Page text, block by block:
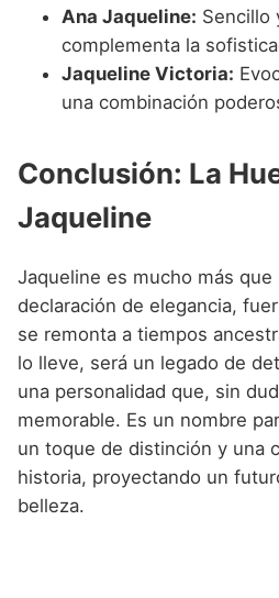
Ana Jaqueline: Sencillo
complementa la
Jaqueline Victoria:
una combinación
Conclusión: La
Jaqueline
Jaqueline es mucho más
declaración de elegancia,
se remonta a tiempos
lo lleve, será un legado de
una personalidad que, sin
memorable. Es un nombre
un toque de distinción y una
historia, proyectando un
belleza.